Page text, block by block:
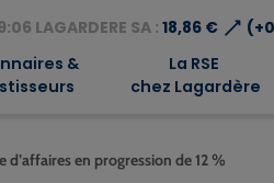
LAGARDERE SA : 18,86 €⟶
&
La RSE
chez Lagardère
en progression de 12 %